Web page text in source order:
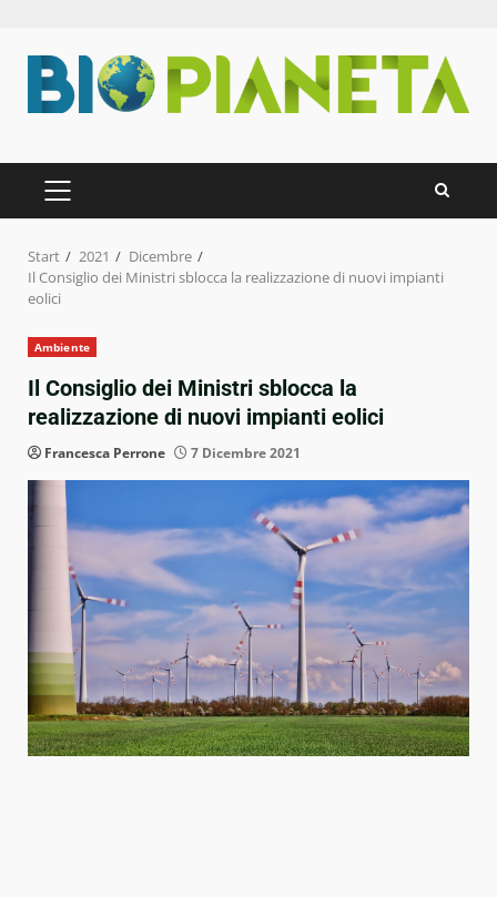
Inhalt
springen
PRIMÄRES
MENÜ
Start 2021
Dicembre
Il Consiglio dei Ministri sblocca la realizzazione di nuovi impianti
eolici
Ambiente
Il Consiglio dei Ministri sblocca la
realizzazione di nuovi impianti eolici
Francesca Perrone 7 Dicembre 2021